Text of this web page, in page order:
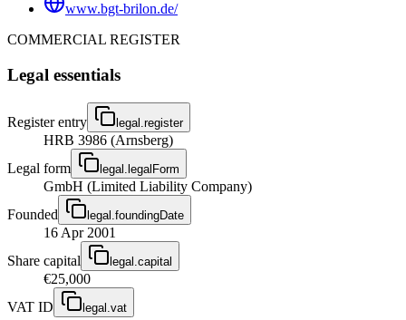
www.bgt-brilon.de/
COMMERCIAL REGISTER
Legal essentials
Register entry legal.register
HRB 3986 (Arnsberg)
Legal form
legal.legalForm
GmbH (Limited Liability Company)
Founded
legal.foundingDate
16 Apr 2001
Share capital
legal.capital
€25,000
VAT ID
legal.vat